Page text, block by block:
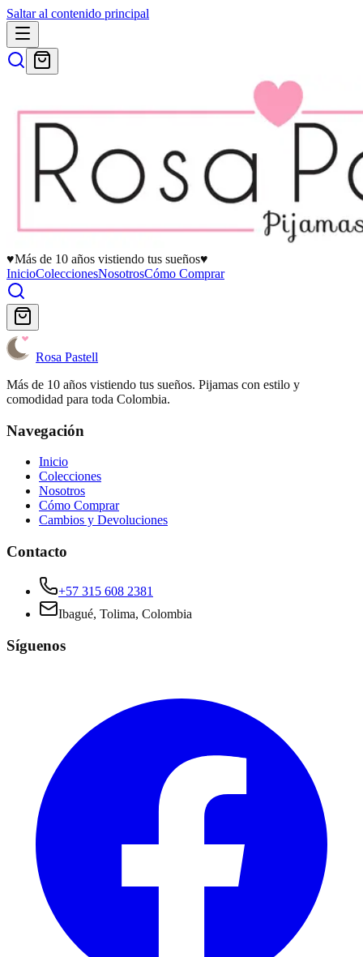
Saltar al contenido principal
♥Más de 10 años vistiendo tus sueños♥
InicioColeccionesNosotrosCómo Comprar
Rosa Pastell
Más de 10 años vistiendo tus sueños. Pijamas con estilo y
comodidad para toda Colombia.
Navegación
Inicio
Colecciones
Nosotros
Cómo Comprar
Cambios y Devoluciones
Contacto
+57 315 608 2381
Ibagué, Tolima, Colombia
Síguenos